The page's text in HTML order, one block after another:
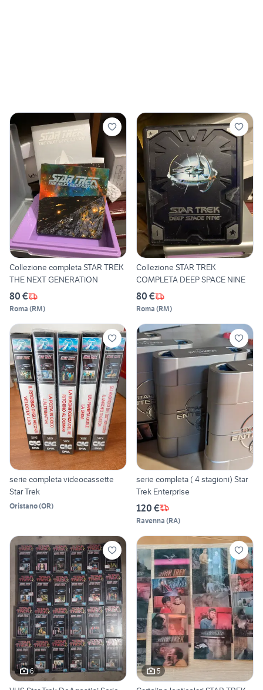
Collezione completa STAR TREK
THE NEXT GENERATiON
80 €
Roma (RM)
Collezione STAR TREK
COMPLETA DEEP SPACE NINE
80 €
Roma (RM)
serie completa videocassette
Star Trek
Oristano(OR)
serie completa ( 4 stagioni) Star
Trek Enterprise
120 €
Ravenna (RA)
6 5